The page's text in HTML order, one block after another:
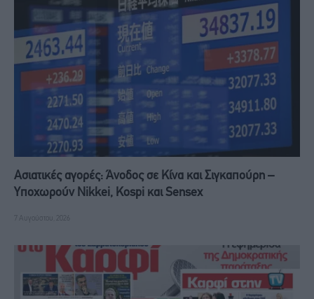
Ασιατικές αγορές: Άνοδος σε Κίνα και Σιγκαπούρη –
Υποχωρούν Nikkei, Kospi και Sensex
7 Αυγούστου, 2026